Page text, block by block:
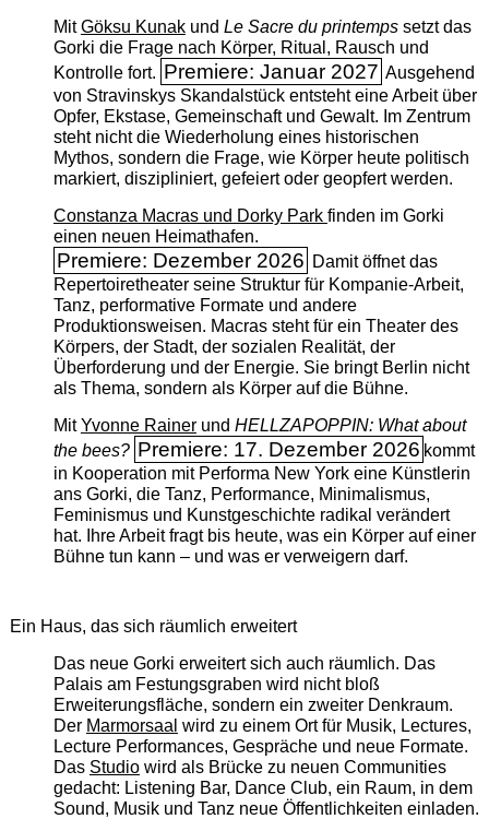
MitGöksu Kunakund Le Sacre du printempssetzt das
Gorki die Frage nach Körper, Ritual, Rausch und
Kontrolle fort. Premiere: Januar 2027 Ausgehend
von Stravinskys Skandalstück entsteht eine Arbeit über
Opfer, Ekstase, Gemeinschaft und Gewalt. Im Zentrum
steht nicht die Wiederholung eines historischen
Mythos, sondern die Frage, wie Körper heute politisch
markiert, diszipliniert, gefeiert oder geopfert werden.
Constanza Macras und Dorky Park finden im Gorki
einen neuen Heimathafen.
Premiere: Dezember 2026 Damit öffnet das
Repertoiretheater seine Struktur für Kompanie-Arbeit,
Tanz, performative Formate und andere
Produktionsweisen. Macras steht für ein Theater des
Körpers, der Stadt, der sozialen Realität, der
Überforderung und der Energie. Sie bringt Berlin nicht
als Thema, sondern als Körper auf die Bühne.
MitYvonne Rainerund HELLZAPOPPIN: What about
the bees? Premiere: 17. Dezember 2026 kommt
in Kooperation mit Performa New York eine Künstlerin
ans Gorki, die Tanz, Performance, Minimalismus,
Feminismus und Kunstgeschichte radikal verändert
hat. Ihre Arbeit fragt bis heute, was ein Körper auf einer
Bühne tun kann – und was er verweigern darf.
Ein Haus, das sich räumlich erweitert
Das neue Gorki erweitert sich auch räumlich. Das
Palais am Festungsgraben wird nicht bloß
Erweiterungsfläche, sondern ein zweiter Denkraum.
Der Marmorsaal wird zu einem Ort für Musik, Lectures,
Lecture Performances, Gespräche und neue Formate.
Das Studiowird als Brücke zu neuen Communities
gedacht: Listening Bar, Dance Club, ein Raum, in dem
Sound, Musik und Tanz neue Öffentlichkeiten einladen.